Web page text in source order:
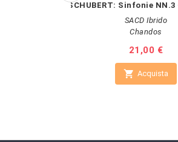
SCHUBERT: Sinfonie NN.3
SACD Ibrido
Chandos
Prezzo
21,00 €
 Acquista